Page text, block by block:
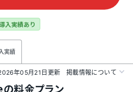
入実績あり
実績
年05月21日更新 掲載情報について
料金プラン